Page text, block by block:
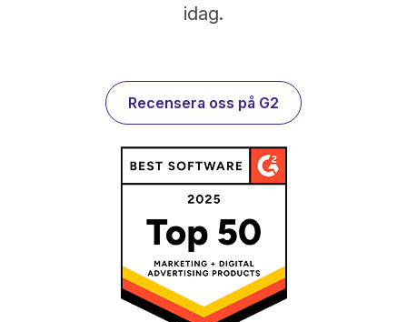
idag.
Recensera oss på G2